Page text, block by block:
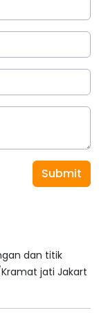
Submit
dan titik
jati Jakart